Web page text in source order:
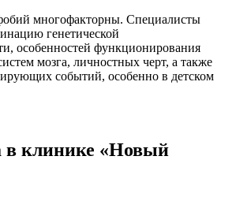
многофакторны. Специалисты
генетической
особенностей функционирования
мозга, личностных черт, а также
событий, особенно в детском
в клинике «Новый